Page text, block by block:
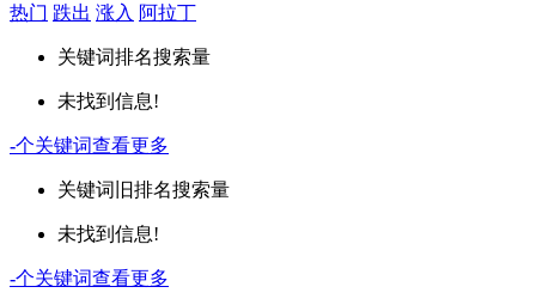
热门 跌出 涨入 阿拉丁
关键词排名搜索量
未找到信息!
-个关键词查看更多
关键词 旧排名搜索量
未找到信息!
-个关键词查看更多